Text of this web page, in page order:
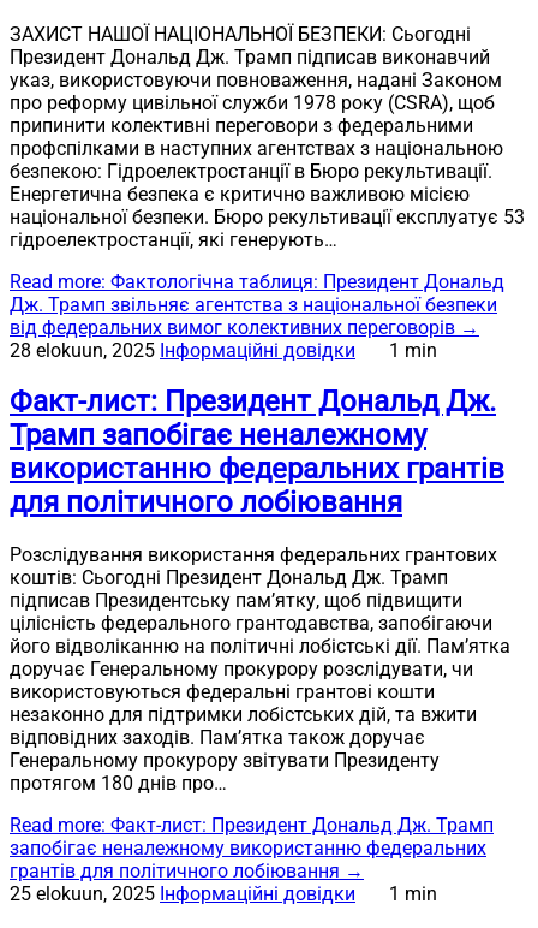
ЗАХИСТ НАШОЇ НАЦІОНАЛЬНОЇ БЕЗПЕКИ: Сьогодні
Президент Дональд Дж. Трамп підписав виконавчий
указ, використовуючи повноваження, надані Законом
про реформу цивільної служби 1978 року (CSRA), щоб
припинити колективні переговори з федеральними
профспілками в наступних агентствах з національною
безпекою: Гідроелектростанції в Бюро рекультивації.
Енергетична безпека є критично важливою місією
національної безпеки. Бюро рекультивації експлуатує 53
гідроелектростанції, які генерують…
Read more: Фактологічна таблиця: Президент Дональд
Дж. Трамп звільняє агентства з національної безпеки
від федеральних вимог колективних переговорів →
28 elokuun, 2025 Інформаційні довідки 1 min
Факт-лист: Президент Дональд Дж.
Трамп запобігає неналежному
використанню федеральних грантів
для політичного лобіювання
Розслідування використання федеральних грантових
коштів: Сьогодні Президент Дональд Дж. Трамп
підписав Президентську пам’ятку, щоб підвищити
цілісність федерального грантодавства, запобігаючи
його відволіканню на політичні лобістські дії. Пам’ятка
доручає Генеральному прокурору розслідувати, чи
використовуються федеральні грантові кошти
незаконно для підтримки лобістських дій, та вжити
відповідних заходів. Пам’ятка також доручає
Генеральному прокурору звітувати Президенту
протягом 180 днів про…
Read more: Факт-лист: Президент Дональд Дж. Трамп
запобігає неналежному використанню федеральних
грантів для політичного лобіювання →
25 elokuun, 2025 Інформаційні довідки 1 min